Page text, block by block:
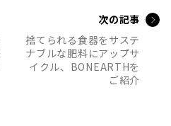
次の記事
捨てられる食器をサステ
ナブルな肥料にアップサ
イクル、BONEARTHを
ご紹介